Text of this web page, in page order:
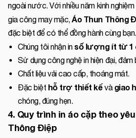
ngoài nước. Với nhiều năm kinh
gia công may mặc,Áo Thun Thông
đặc biệt để có thể đồng hành cùng bạn.
Chúng tôi nhận in số lượng ít từ 1
Sử dụng công nghệ in hiện đại, đảm
Chất liệu vải cao cấp, thoáng mát.
Đặc biệt hỗ trợ thiết kếvà giao
chóng, đúng hẹn.
4. Quy trình in áo cặp theo
Thông Điệp